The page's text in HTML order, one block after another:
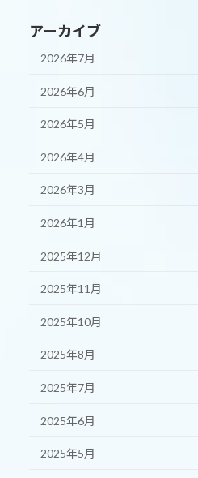
アーカイブ
2026年7月
2026年6月
2026年5月
2026年4月
2026年3月
2026年1月
2025年12月
2025年11月
2025年10月
2025年8月
2025年7月
2025年6月
2025年5月